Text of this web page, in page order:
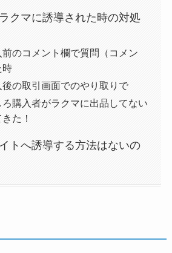
クマに誘導された時の対処
前のコメント欄で質問（コメン
時
後の取引画面でのやり取りで
ろ購入者がラクマに出品してない
た！
トへ誘導する方法はないの